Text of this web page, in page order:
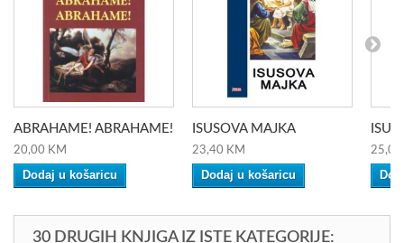
ABRAHAME! ABRAHAME!
20,00 KM
Dodaj u košaricu
ISUSOVA MAJKA
23,40 KM
Dodaj u košaricu
25,00
30 DRUGIH KNJIGA IZ ISTE KATEGORIJE: